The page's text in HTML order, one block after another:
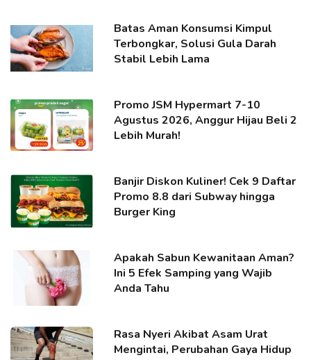
Batas Aman Konsumsi Kimpul
Terbongkar, Solusi Gula Darah
Stabil Lebih Lama
Promo JSM Hypermart 7-10
Agustus 2026, Anggur Hijau Beli 2
Lebih Murah!
Banjir Diskon Kuliner! Cek 9 Daftar
Promo 8.8 dari Subway hingga
Burger King
Apakah Sabun Kewanitaan Aman?
Ini 5 Efek Samping yang Wajib
Anda Tahu
Rasa Nyeri Akibat Asam Urat
Mengintai, Perubahan Gaya Hidup